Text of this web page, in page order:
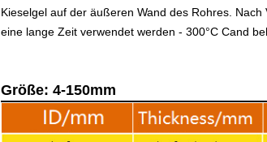
Kieselgel auf der äußeren Wand des Rohres.
eine lange Zeit verwendet werden - 300°C Cand
Größe: 4-150mm